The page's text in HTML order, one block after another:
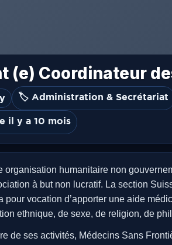
(e) Coordinateur
🏷️ Administration & Secrétariat
il y a 10 mois
organisation humanitaire non
à but non lucratif. La section
pour vocation d’apporter une aide
ethnique, de sexe, de religion, de
de ses activités, Médecins Sans